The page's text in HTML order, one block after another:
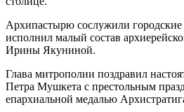
Архипастырю сослужили
исполнил малый состав
Ирины Якуниной.
Глава митрополии поздравил
Петра Мушкета с престольным
епархиальной медалью